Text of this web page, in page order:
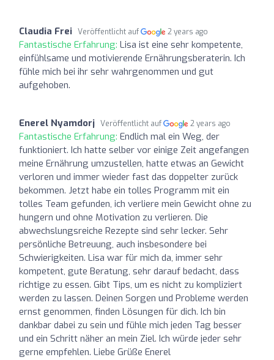
Claudia Frei Veröffentlicht auf 2 years ago
Fantastische Erfahrung: Lisa ist eine sehr kompetente,
einfühlsame und motivierende Ernährungsberaterin. Ich
fühle mich bei ihr sehr wahrgenommen und gut
aufgehoben.
Enerel Nyamdorj Veröffentlicht auf 2 years ago
Fantastische Erfahrung: Endlich mal ein Weg, der
funktioniert. Ich hatte selber vor einige Zeit angefangen
meine Ernährung umzustellen, hatte etwas an Gewicht
verloren und immer wieder fast das doppelter zurück
bekommen. Jetzt habe ein tolles Programm mit ein
tolles Team gefunden, ich verliere mein Gewicht ohne zu
hungern und ohne Motivation zu verlieren. Die
abwechslungsreiche Rezepte sind sehr lecker. Sehr
persönliche Betreuung, auch insbesondere bei
Schwierigkeiten. Lisa war für mich da, immer sehr
kompetent, gute Beratung, sehr darauf bedacht, dass
richtige zu essen. Gibt Tips, um es nicht zu kompliziert
werden zu lassen. Deinen Sorgen und Probleme werden
ernst genommen, finden Lösungen für dich. Ich bin
dankbar dabei zu sein und fühle mich jeden Tag besser
und ein Schritt näher an mein Ziel. Ich würde jeder sehr
gerne empfehlen. Liebe Grüße Enerel